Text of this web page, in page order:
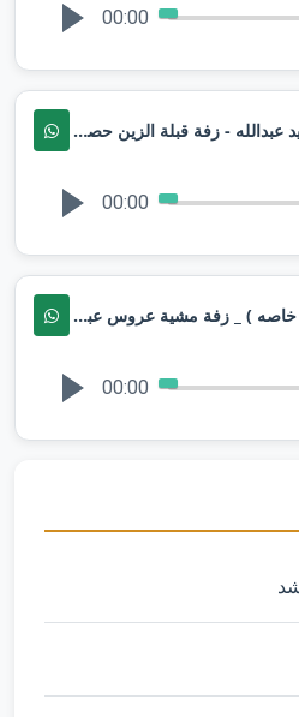
00:00
أصاله نصري وعبدالمجيد عبدالله - زفة قبلة الزين حصريا 2024م بدونحقوق
00:00
زفة يسعد قلبك (زفة خاصه ) _ زفة مشية عروس عبدالمجيد عبدالله
00:00